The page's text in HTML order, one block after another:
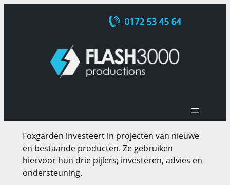
Foxgarden investeert in projecten van nieuwe
en bestaande producten. Ze gebruiken
hiervoor hun drie pijlers; investeren, advies en
ondersteuning.